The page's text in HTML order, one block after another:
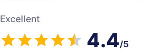
Excellent
4.4/5